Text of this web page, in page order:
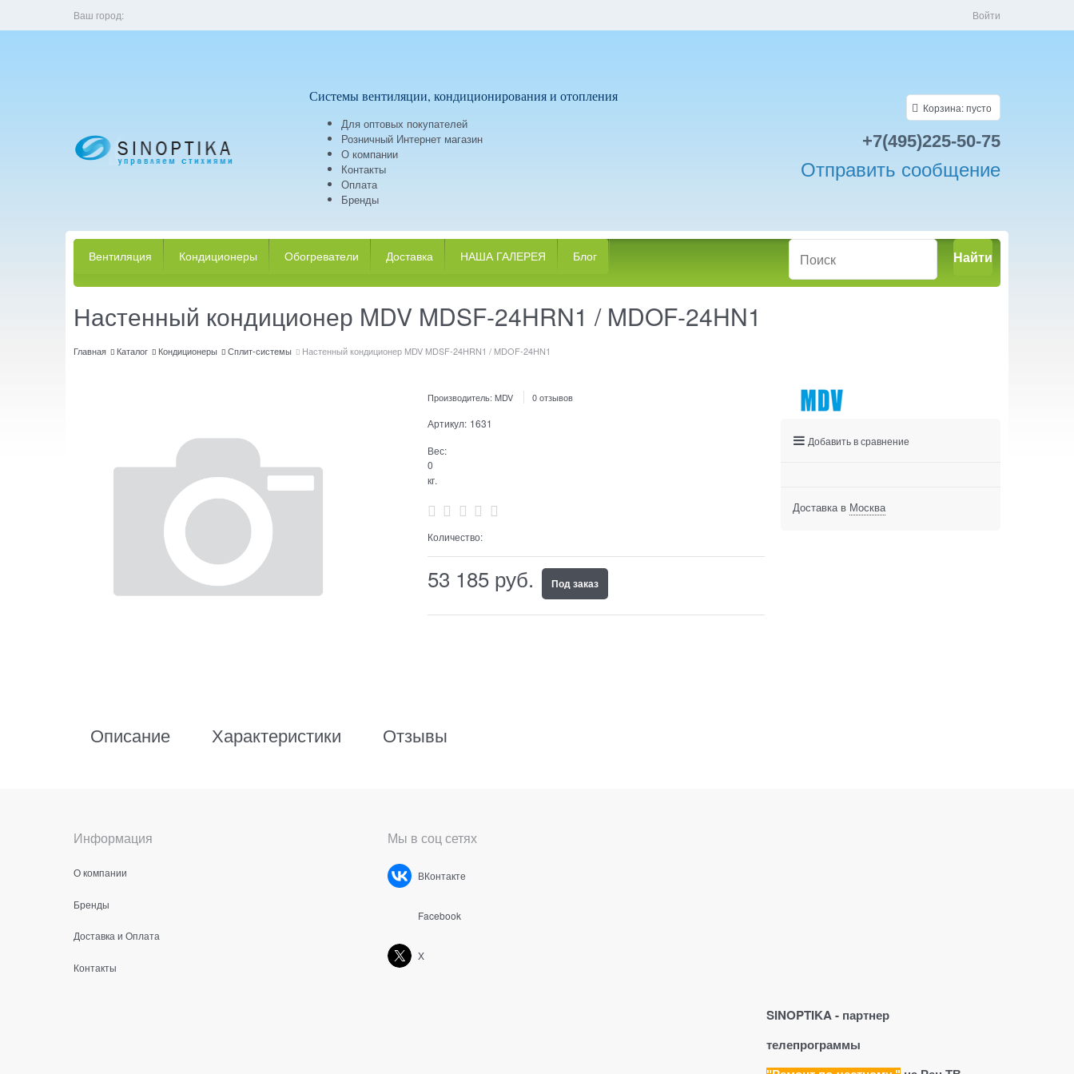
Ваш город: Войти
Системы вентиляции, кондиционирования и отопления
Для оптовых покупателей
Розничный Интернет магазин
О компании
Контакты
Оплата
Бренды
Корзина:пусто
+7(495)225-50-75
Отправить сообщение
Вентиляция Кондиционеры Обогреватели Доставка НАША ГАЛЕРЕЯ Блог Найти
Настенный кондиционер MDV MDSF-24HRN1 / MDOF-24HN1
Главная Каталог Кондиционеры Сплит-системы Настенный кондиционер MDV MDSF-24HRN1 / MDOF-24HN1
Производитель: MDV 0 отзывов
Артикул: 1631
Вес:
0
кг.
Количество:
53 185 руб. Под заказ
Описание Характеристики Отзывы
Добавить в сравнение
Доставка в Москва
Информация
О компании
Бренды
Доставка и Оплата
Контакты
Мы в соц сетях
ВКонтакте
Facebook
X
SINOPTIKA - партнер
телепрограммы